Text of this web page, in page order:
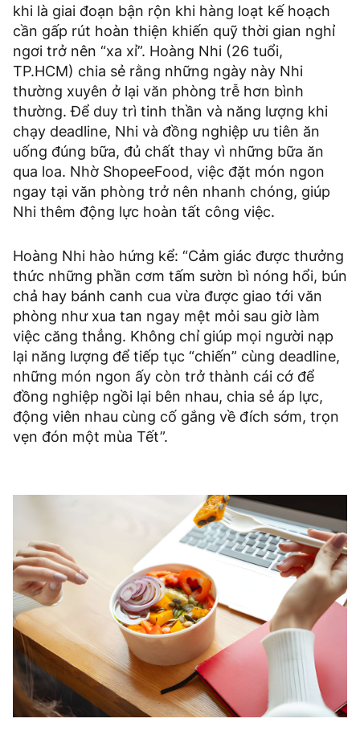
khi là giai đoạn bận rộn khi hàng loạt kế hoạch
cần gấp rút hoàn thiện khiến quỹ thời gian nghỉ
ngơi trở nên “xa xỉ”. Hoàng Nhi (26 tuổi,
TP.HCM) chia sẻ rằng những ngày này Nhi
thường xuyên ở lại văn phòng trễ hơn bình
thường. Để duy trì tinh thần và năng lượng khi
chạy deadline, Nhi và đồng nghiệp ưu tiên ăn
uống đúng bữa, đủ chất thay vì những bữa ăn
qua loa. Nhờ ShopeeFood, việc đặt món ngon
ngay tại văn phòng trở nên nhanh chóng, giúp
Nhi thêm động lực hoàn tất công việc.
Hoàng Nhi hào hứng kể: “Cảm giác được thưởng
thức những phần cơm tấm sườn bì nóng hổi, bún
chả hay bánh canh cua vừa được giao tới văn
phòng như xua tan ngay mệt mỏi sau giờ làm
việc căng thẳng. Không chỉ giúp mọi người nạp
lại năng lượng để tiếp tục “chiến” cùng deadline,
những món ngon ấy còn trở thành cái cớ để
đồng nghiệp ngồi lại bên nhau, chia sẻ áp lực,
động viên nhau cùng cố gắng về đích sớm, trọn
vẹn đón một mùa Tết”.